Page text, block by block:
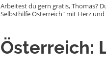
Arbeitest du gern gratis, Thomas?
Selbsthilfe Österreich" mit Herz
Österreich: